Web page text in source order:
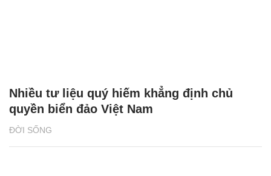
ĐỜI SỐNG
Nhiều tư liệu quý hiếm khẳng định chủ
quyền biển đảo Việt Nam